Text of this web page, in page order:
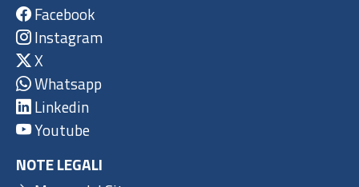
Facebook
Instagram
X
Whatsapp
Linkedin
Youtube
NOTE LEGALI